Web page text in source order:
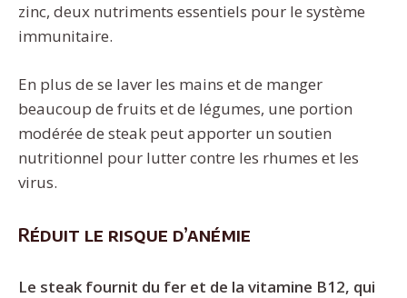
zinc, deux nutriments essentiels pour le système
immunitaire.
En plus de se laver les mains et de manger
beaucoup de fruits et de légumes, une portion
modérée de steak peut apporter un soutien
nutritionnel pour lutter contre les rhumes et les
virus.
Réduit le risque d’anémie
Le steak fournit du fer et de la vitamine B12, qui